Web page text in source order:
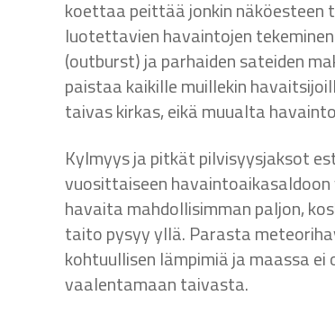
koettaa peittää jonkin näköesteen
luotettavien havaintojen
(outburst) ja parhaiden sateiden
paistaa kaikille muillekin
taivas kirkas, eikä muualta
Kylmyys ja pitkät pilvisyysjaksot
vuosittaiseen
havaita mahdollisimman paljon,
taito pysyy yllä. Parasta
kohtuullisen lämpimiä ja maassa
vaalentamaan taivasta.